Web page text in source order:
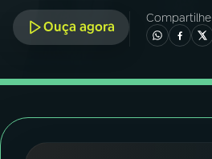
05 PODCASTS
Ouça agora
Compartilhe